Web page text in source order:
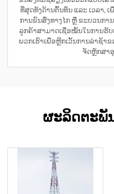
ທີ່ສຸດທັງດ້ານຕົ້ນທຶນ ແລະ ເວລາ,
ການຂົນສົ່ງທາງໄກ ຫຼື ຂະບວນກ
ລູກຄ້າສາມາດເຊື່ອໝັ້ນໃນການຮັບ
ພວກເຮົາເພື່ອຫຼີກເວັ້ນການລ່າຊ້າ
ຈັດຫຼັກສາ
ຜະລິດຕະພັ